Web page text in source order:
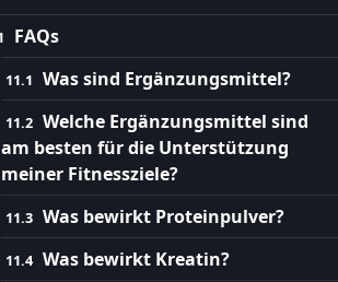
FAQs
Was sind Ergänzungsmittel?
Welche Ergänzungsmittel sind
am besten für die Unterstützung
meiner Fitnessziele?
Was bewirkt Proteinpulver?
Was bewirkt Kreatin?